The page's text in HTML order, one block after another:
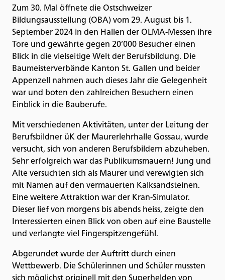
Zum 30. Mal öffnete die Ostschweizer
Bildungsausstellung (OBA) vom 29. August bis 1.
September 2024 in den Hallen der OLMA-Messen ihre
Tore und gewährte gegen 20’000 Besucher einen
Blick in die vielseitige Welt der Berufsbildung. Die
Baumeisterverbände Kanton St. Gallen und beider
Appenzell nahmen auch dieses Jahr die Gelegenheit
war und boten den zahlreichen Besuchern einen
Einblick in die Bauberufe.
Mit verschiedenen Aktivitäten, unter der Leitung der
Berufsbildner üK der Maurerlehrhalle Gossau, wurde
versucht, sich von anderen Berufsbildern abzuheben.
Sehr erfolgreich war das Publikumsmauern! Jung und
Alte versuchten sich als Maurer und verewigten sich
mit Namen auf den vermauerten Kalksandsteinen.
Eine weitere Attraktion war der Kran-Simulator.
Dieser lief von morgens bis abends heiss, zeigte den
Interessierten einen Blick von oben auf eine Baustelle
und verlangte viel Fingerspitzengefühl.
Abgerundet wurde der Auftritt durch einen
Wettbewerb. Die Schülerinnen und Schüler mussten